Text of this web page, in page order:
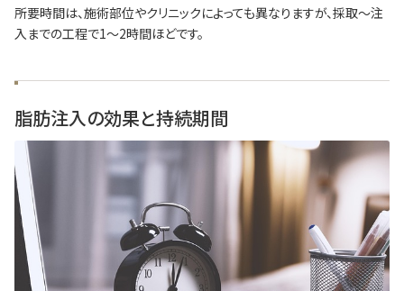
所要時間は、施術部位やクリニックによっても異なりますが、採取～注
入までの工程で1〜2時間ほどです。
脂肪注入の効果と持続期間